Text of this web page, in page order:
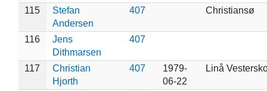
115
Stefan
Andersen
407 Christiansø
116
Jens
Dithmarsen
407
117
Christian
Hjorth
407
1979-
06-22
Linå